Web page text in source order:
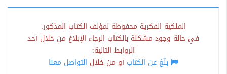
الملكية الفكرية محفوظة لمؤلف الكتاب المذكور.
في حالة وجود مشكلة بالكتاب الرجاء الإبلاغ من خلال أحد
الروابط التالية:
بلّغ عن الكتاب أو من خلال التواصل معنا